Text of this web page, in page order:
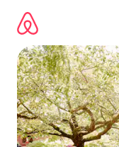
directement
contenu